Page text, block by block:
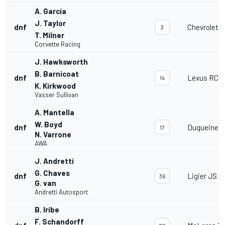
dnf
A. García
J. Taylor
T. Milner
Corvette Racing
3 Chevrolet
dnf
J. Hawksworth
B. Barnicoat
K. Kirkwood
Vasser Sullivan
14 Lexus RC
dnf
A. Mantella
W. Boyd
N. Varrone
AWA
17 Duqueine
dnf
J. Andretti
G. Chaves
G. van
Andretti Autosport
36 Ligier JS
B. Iribe
F. Schandorff